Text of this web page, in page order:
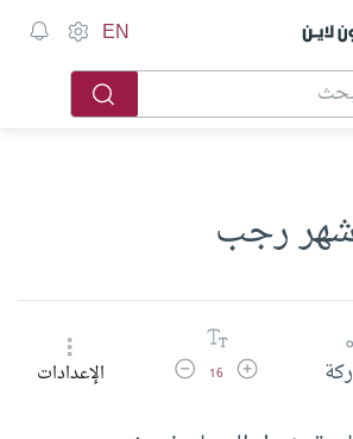
لاين EN
رجب
زيادة حجم الخط
16 تقليل حجم الخطالإعدادات